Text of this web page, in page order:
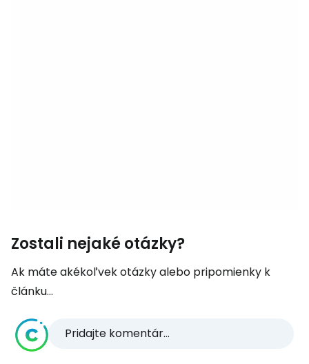
Zostali nejaké otázky?
Ak máte akékoľvek otázky alebo pripomienky k
článku...
Pridajte komentár...